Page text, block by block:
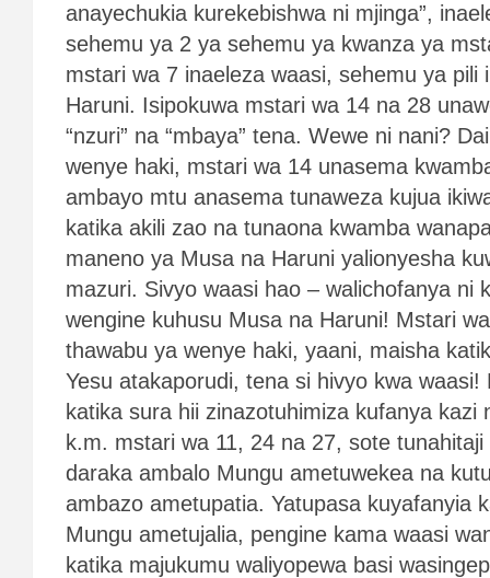
anayechukia kurekebishwa ni mjinga”,
sehemu ya 2 ya sehemu ya kwanza ya
mstari wa 7 inaeleza waasi, sehemu ya pili
Haruni. Isipokuwa mstari wa 14 na 28
“nzuri” na “mbaya” tena. Wewe ni nani?
wenye haki, mstari wa 14 unasema
ambayo mtu anasema tunaweza kujua
katika akili zao na tunaona kwamba
maneno ya Musa na Haruni yalionyesha
mazuri. Sivyo waasi hao – walichofanya ni
wengine kuhusu Musa na Haruni! Mstari
thawabu ya wenye haki, yaani, maisha
Yesu atakaporudi, tena si hivyo kwa waasi!
katika sura hii zinazotuhimiza kufanya kazi
k.m. mstari wa 11, 24 na 27, sote
daraka ambalo Mungu ametuwekea na
ambazo ametupatia. Yatupasa kuyafanyia
Mungu ametujalia, pengine kama waasi
katika majukumu waliyopewa basi